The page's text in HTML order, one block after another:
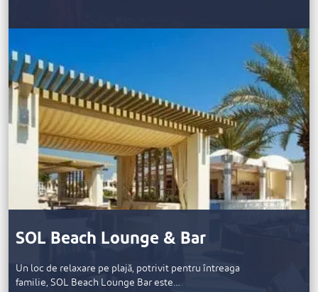
SOL Beach Lounge & Bar
Un loc de relaxare pe plajă, potrivit pentru întreaga
familie, SOL Beach Lounge Bar este…